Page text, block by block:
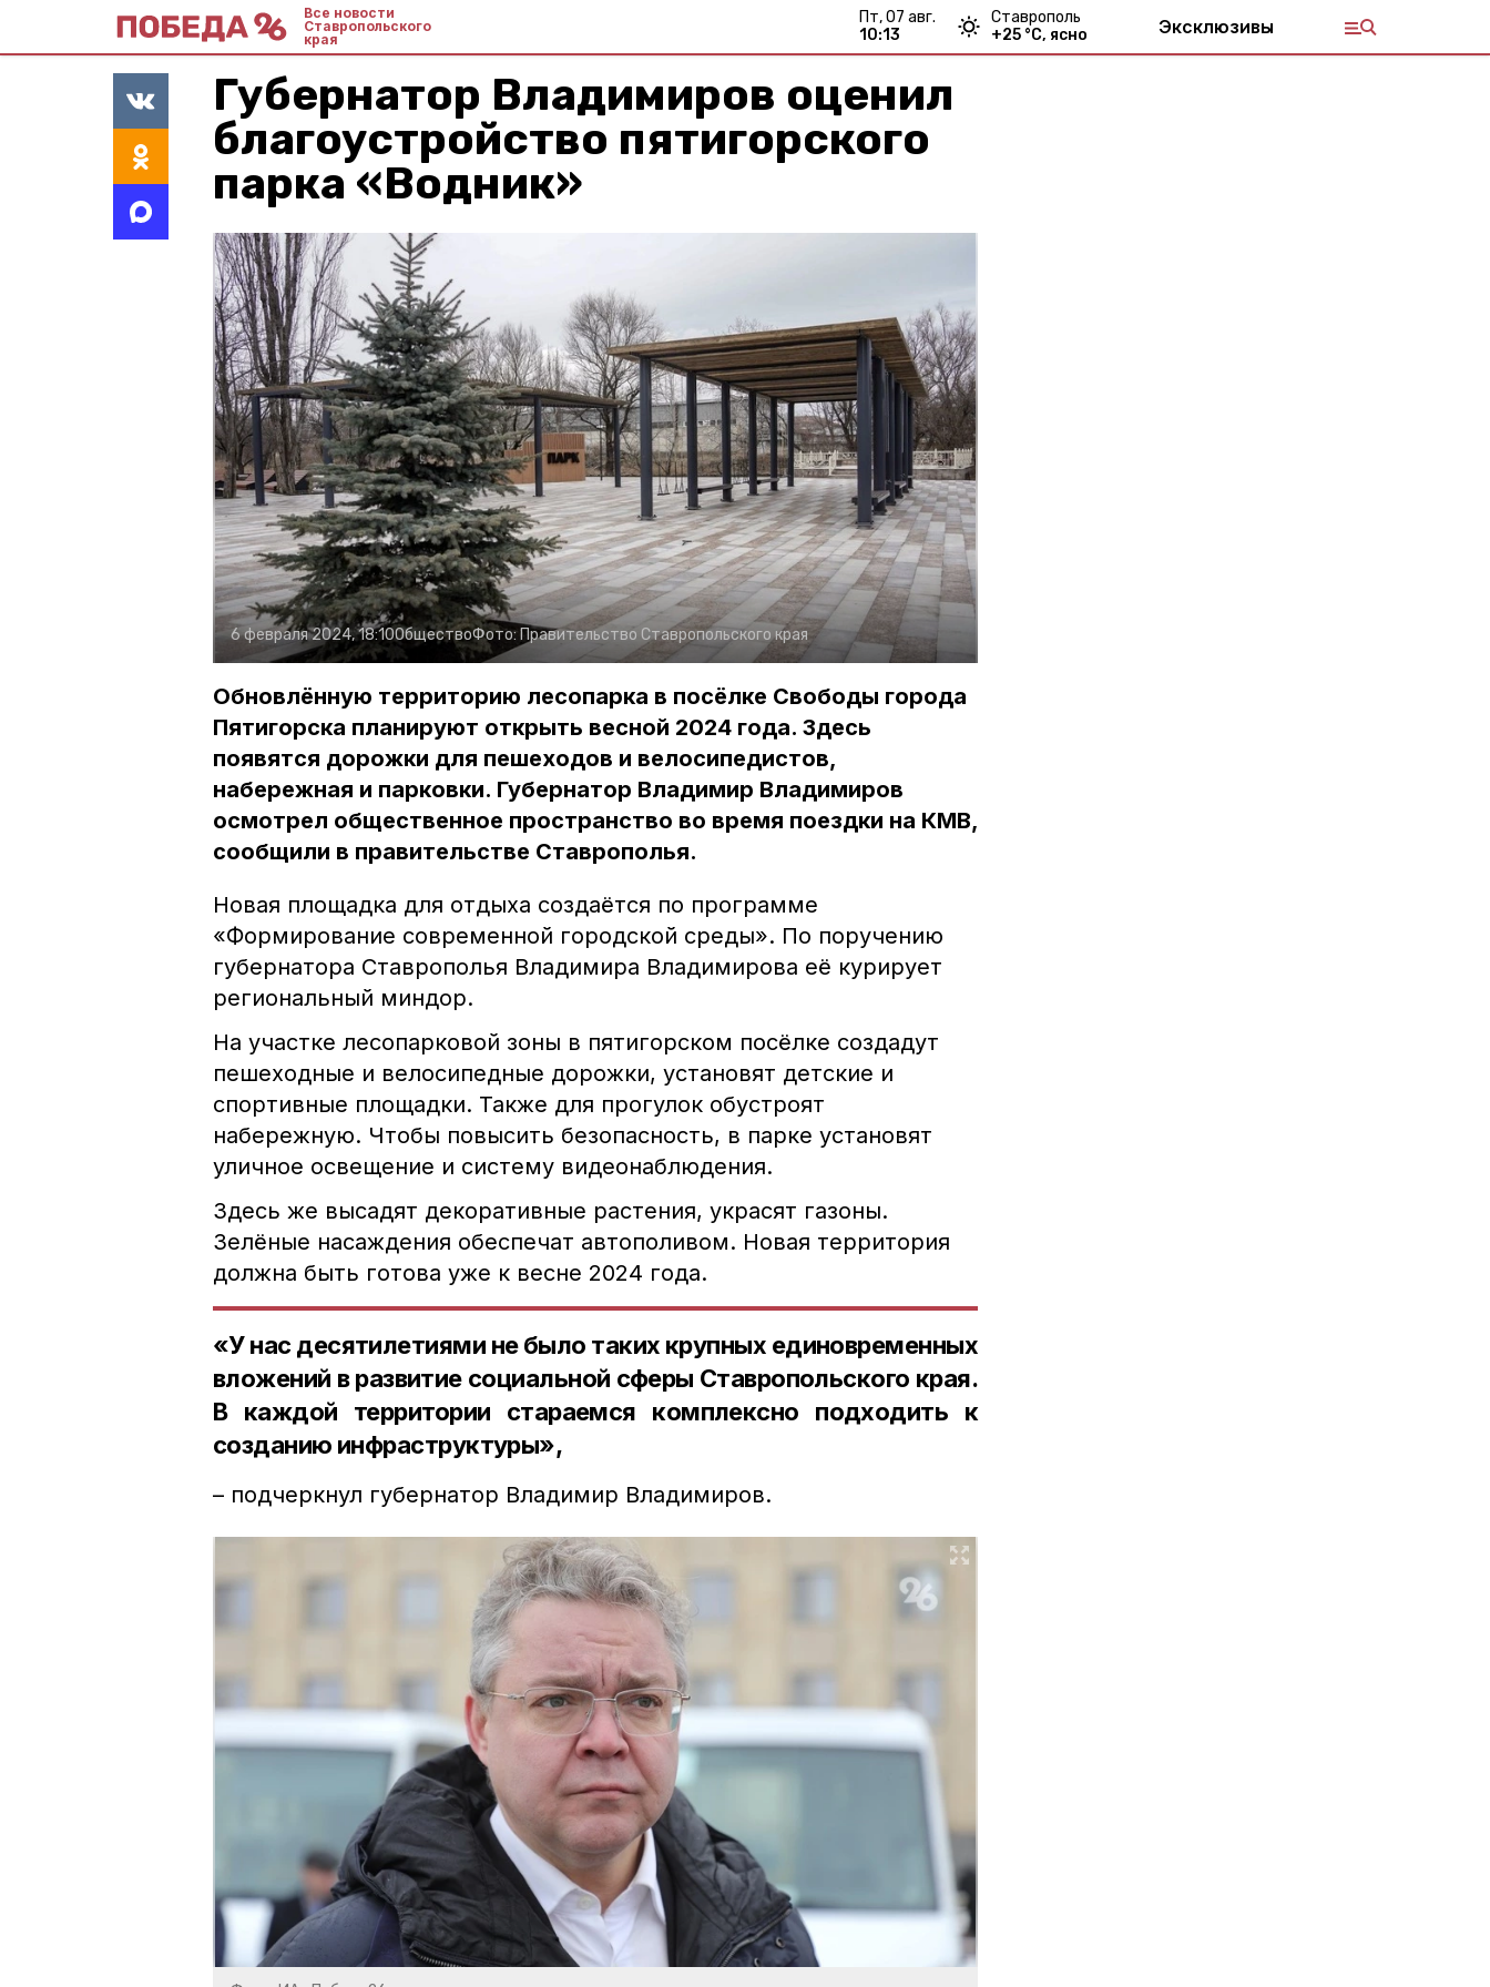
Все новости
Ставропольского
края
пт, 07 авг.
10:13
Ставрополь
+25 °С, ясно Эксклюзивы
Губернатор Владимиров оценил
благоустройство пятигорского
парка «Водник»
6 февраля 2024, 18:10ОбществоФото: Правительство Ставропольского края
Обновлённую территорию лесопарка в посёлке Свободы города
Пятигорска планируют открыть весной 2024 года. Здесь
появятся дорожки для пешеходов и велосипедистов,
набережная и парковки. Губернатор Владимир Владимиров
осмотрел общественное пространство во время поездки на КМВ,
сообщили в правительстве Ставрополья.
Новая площадка для отдыха создаётся по программе
«Формирование современной городской среды». По поручению
губернатора Ставрополья Владимира Владимирова её курирует
региональный миндор.
На участке лесопарковой зоны в пятигорском посёлке создадут
пешеходные и велосипедные дорожки, установят детские и
спортивные площадки. Также для прогулок обустроят
набережную. Чтобы повысить безопасность, в парке установят
уличное освещение и систему видеонаблюдения.
Здесь же высадят декоративные растения, украсят газоны.
Зелёные насаждения обеспечат автополивом. Новая территория
должна быть готова уже к весне 2024 года.
«У нас десятилетиями не было таких крупных единовременных
вложений в развитие социальной сферы Ставропольского края.
В каждой территории стараемся комплексно подходить к
созданию инфраструктуры»,
– подчеркнул губернатор Владимир Владимиров.